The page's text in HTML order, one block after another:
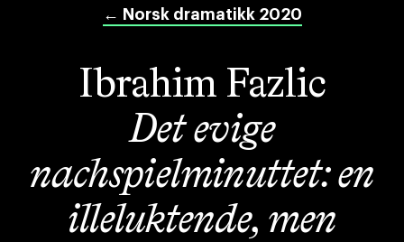
← Norsk dramatikk 2020
Ibrahim Fazlic
Det evige
nachspielminuttet: en
illeluktende, men